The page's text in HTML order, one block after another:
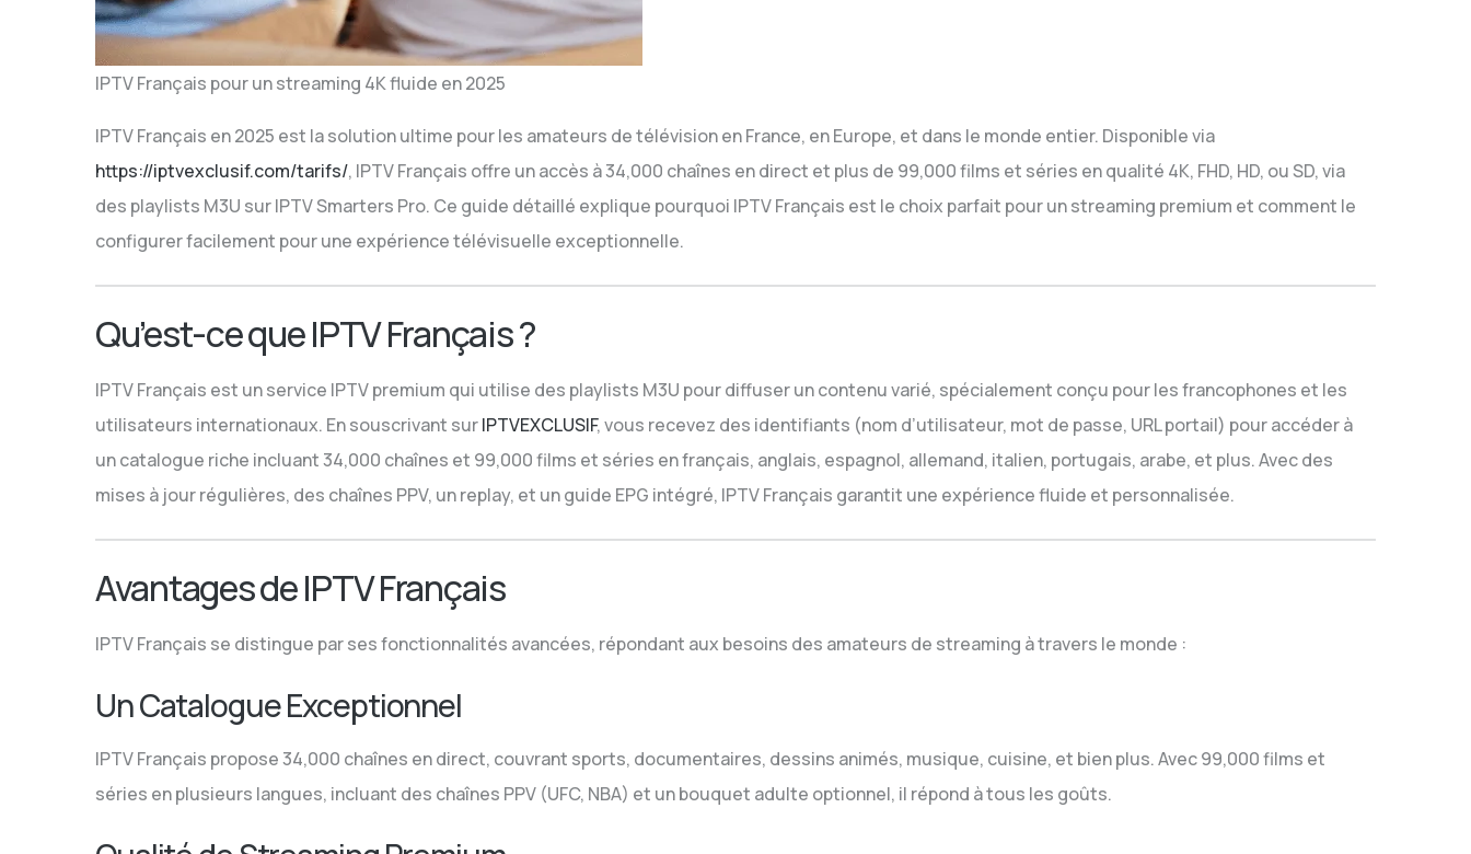
IPTV Français pour un streaming 4K fluide en 2025
IPTV Français en 2025 est la solution ultime pour les amateurs de télévision en France, en Europe, et dans le monde entier. Disponible via
https://iptvexclusif.com/tarifs/, IPTV Français offre un accès à 34,000 chaînes en direct et plus de 99,000 films et séries en qualité 4K, FHD, HD, ou SD, via
des playlists M3U sur IPTV Smarters Pro. Ce guide détaillé explique pourquoi IPTV Français est le choix parfait pour un streaming premium et comment le
configurer facilement pour une expérience télévisuelle exceptionnelle.
Qu’est-ce que IPTV Français ?
IPTV Français est un service IPTV premium qui utilise des playlists M3U pour diffuser un contenu varié, spécialement conçu pour les francophones et les
utilisateurs internationaux. En souscrivant surIPTVEXCLUSIF, vous recevez des identifiants (nom d’utilisateur, mot de passe, URL portail) pour accéder à
un catalogue riche incluant 34,000 chaînes et 99,000 films et séries en français, anglais, espagnol, allemand, italien, portugais, arabe, et plus. Avec des
mises à jour régulières, des chaînes PPV, un replay, et un guide EPG intégré, IPTV Français garantit une expérience fluide et personnalisée.
Avantages de IPTV Français
IPTV Français se distingue par ses fonctionnalités avancées, répondant aux besoins des amateurs de streaming à travers le monde :
Un Catalogue Exceptionnel
IPTV Français propose 34,000 chaînes en direct, couvrant sports, documentaires, dessins animés, musique, cuisine, et bien plus. Avec 99,000 films et
séries en plusieurs langues, incluant des chaînes PPV (UFC, NBA) et un bouquet adulte optionnel, il répond à tous les goûts.